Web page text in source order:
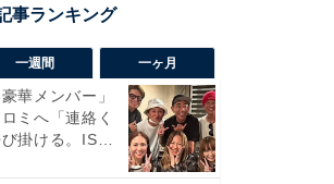
一週間 一ヶ月
華メンバー」
ミへ「連絡く
掛ける。IS